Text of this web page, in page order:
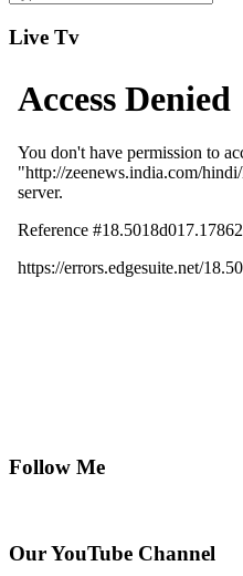
Live Tv
Follow Me
Our YouTube Channel